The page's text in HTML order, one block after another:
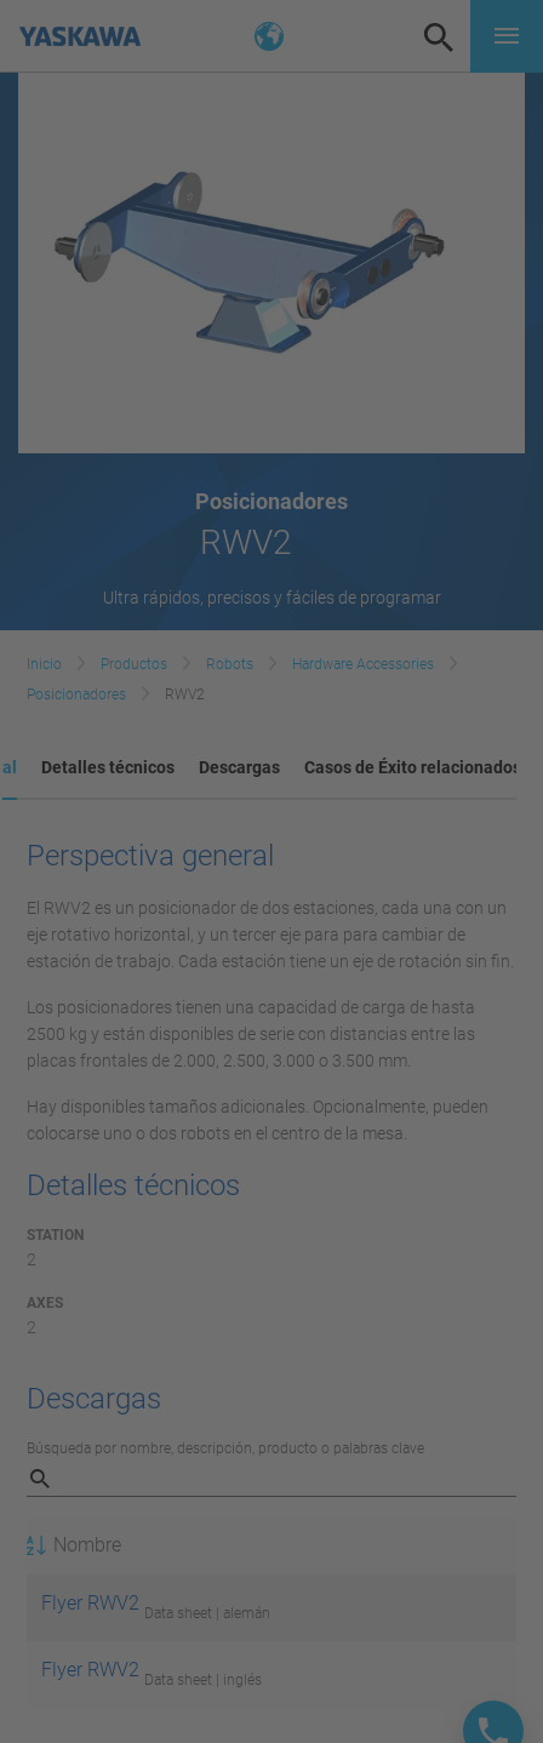
Posicionadores
RWV2
Ultra rápidos, precisos y fáciles de programar
Inicio Productos Robots
Hardware Accessories
Posicionadores
RWV2
Detalles técnicos Descargas Casos de Éxito relacionados
Perspectiva general
El RWV2 es un posicionador de dos estaciones, cada una con un
eje rotativo horizontal, y un tercer eje para para cambiar de
estación de trabajo. Cada estación tiene un eje de rotación sin fin.
Los posicionadores tienen una capacidad de carga de hasta
2500 kg y están disponibles de serie con distancias entre las
placas frontales de 2.000, 2.500, 3.000 o 3.500 mm.
Hay disponibles tamaños adicionales. Opcionalmente, pueden
colocarse uno o dos robots en el centro de la mesa.
Detalles técnicos
STATION
2
AXES
2
Descargas
Búsqueda por nombre, descripción, producto o palabras clave
Nombre
Flyer RWV2 Data sheet | alemán
Flyer RWV2 Data sheet | inglés